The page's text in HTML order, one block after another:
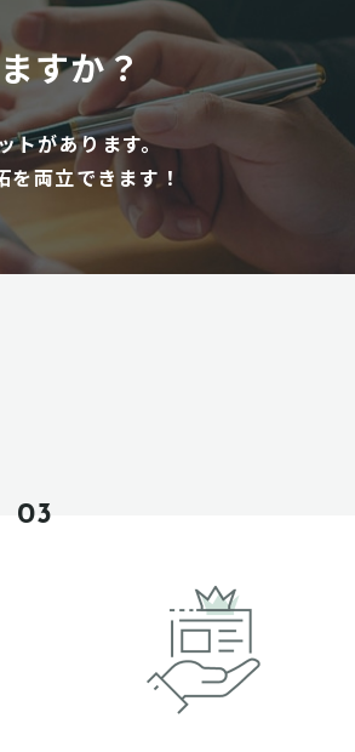
すか？
トがあります。
両立できます！
03